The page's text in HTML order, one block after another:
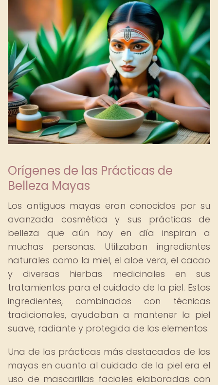
Orígenes de las Prácticas de
Belleza Mayas
Los antiguos mayas eran conocidos por su
avanzada cosmética y sus prácticas de
belleza que aún hoy en día inspiran a
muchas personas. Utilizaban ingredientes
naturales como la miel, el aloe vera, el cacao
y diversas hierbas medicinales en sus
tratamientos para el cuidado de la piel. Estos
ingredientes, combinados con técnicas
tradicionales, ayudaban a mantener la piel
suave, radiante y protegida de los elementos.
Una de las prácticas más destacadas de los
mayas en cuanto al cuidado de la piel era el
uso de mascarillas faciales elaboradas con